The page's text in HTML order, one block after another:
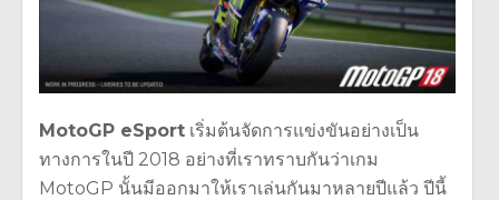
MotoGP eSport เริ่มต้นจัดการแข่งขันอย่างเป็น
ทางการในปี 2018 อย่างที่เราทราบกันว่าเกม
MotoGP นั้นมีออกมาให้เราเล่นกันมาหลายปีแล้ว ปีนี้